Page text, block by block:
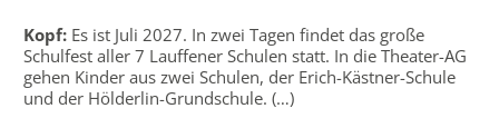
Kopf: Es ist Juli 2027. In zwei Tagen findet das große
Schulfest aller 7 Lauffener Schulen statt. In die Theater-AG
gehen Kinder aus zwei Schulen, der Erich-Kästner-Schule
und der Hölderlin-Grundschule. (…)